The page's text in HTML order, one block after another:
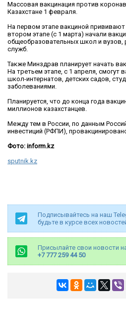
Массовая вакцинация против
Казахстане 1 февраля.
На первом этапе вакциной
втором этапе (с 1 марта) начали
общеобразовательных школ и вузов,
служб.
Также Минздрав планирует начать
На третьем этапе, с 1 апреля, смогут
школ-интернатов, детских садов,
заболеваниями.
Планируется, что до конца года
миллионов казахстанцев.
Между тем в России, по данным
инвестиций (РФПИ),
Фото: inform.kz
sputnik.kz
Подписывайтесь на наш
будьте в курсе всех
Присылайте свои новости
+7 777 259 44 50